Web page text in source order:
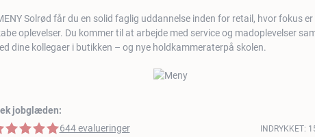
Solrød får du en solid faglig uddannelse inden for retail, hvor fokus er
oplevelser. Du kommer til at arbejde med service og madoplevelser
dine kollegaer i butikken – og nye holdkammeraterpå skolen.
jobglæden:
5 stjerner
644 evalueringer INDRYKKET: